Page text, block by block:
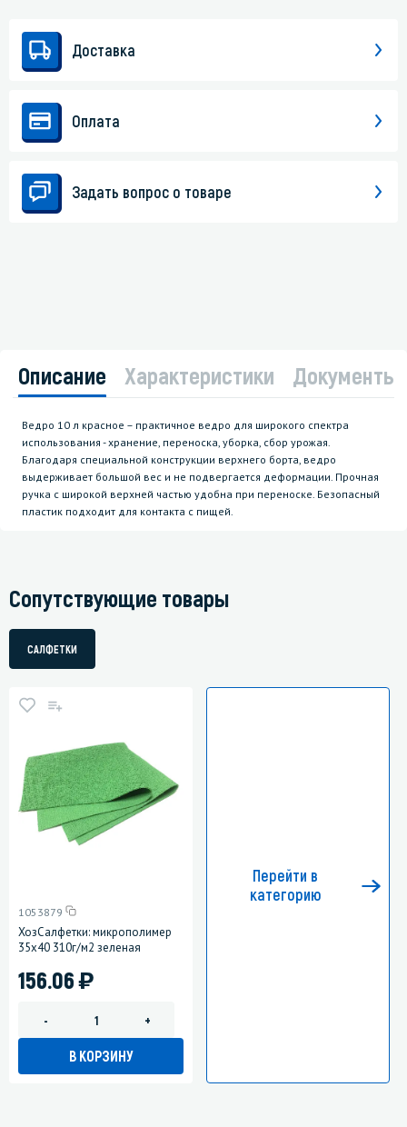
Доставка
Оплата
Задать вопрос о товаре
Описание Характеристики Документы
Ведро 10 л красное – практичное ведро для широкого спектра
использования - хранение, переноска, уборка, сбор урожая.
Благодаря специальной конструкции верхнего борта, ведро
выдерживает большой вес и не подвергается деформации. Прочная
ручка с широкой верхней частью удобна при переноске. Безопасный
пластик подходит для контакта с пищей.
Сопутствующие товары
САЛФЕТКИ
1053879
ХозСалфетки: микрополимер
35х40 310г/м2 зеленая
156.06)
- +
В КОРЗИНУ
Перейти в
категорию